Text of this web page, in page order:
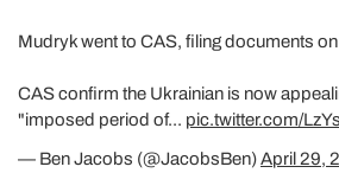
Mudryk went to CAS, filing documents
CAS confirm the Ukrainian is now
"imposed period of... pic.twitter.com/
— Ben Jacobs (@JacobsBen)April 29,